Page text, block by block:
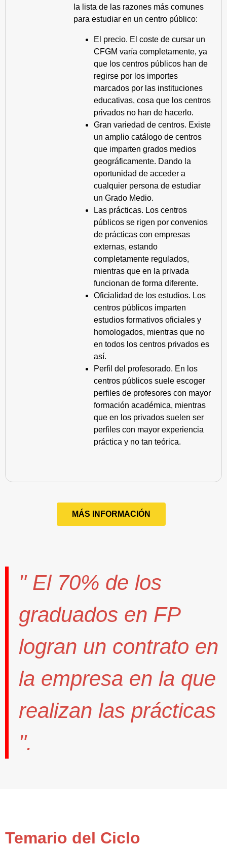
la lista de las razones más comunes
para estudiar en un centro público:
El precio. El coste de cursar un
CFGM varía completamente, ya
que los centros públicos han de
regirse por los importes
marcados por las instituciones
educativas, cosa que los centros
privados no han de hacerlo.
Gran variedad de centros. Existe
un amplio catálogo de centros
que imparten grados medios
geográficamente. Dando la
oportunidad de acceder a
cualquier persona de estudiar
un Grado Medio.
Las prácticas. Los centros
públicos se rigen por convenios
de prácticas con empresas
externas, estando
completamente regulados,
mientras que en la privada
funcionan de forma diferente.
Oficialidad de los estudios. Los
centros públicos imparten
estudios formativos oficiales y
homologados, mientras que no
en todos los centros privados es
así.
Perfil del profesorado. En los
centros públicos suele escoger
perfiles de profesores con mayor
formación académica, mientras
que en los privados suelen ser
perfiles con mayor experiencia
práctica y no tan teórica.
MÁS INFORMACIÓN
" El 70% de los
graduados en FP
logran un contrato en
la empresa en la que
realizan las prácticas
".
Temario del Ciclo